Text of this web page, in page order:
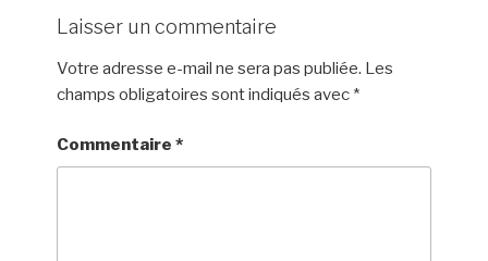
Laisser un commentaire
Votre adresse e-mail ne sera pas publiée. Les
champs obligatoires sont indiqués avec *
Commentaire*